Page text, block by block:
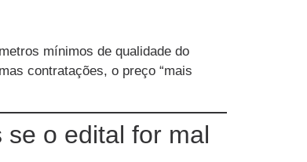
mínimos de qualidade do
contratações, o preço “mais
o edital for mal